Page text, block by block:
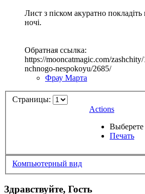
Лист з піском акуратно покладіть
ночі.
Обратная ссылка:
https://mooncatmagic.com/
nchnogo-nespokoyu/2685/
Фрау Марта
Страницы:
Actions
Выберете
Печать
Компьютерный вид
Здравствуйте, Гость